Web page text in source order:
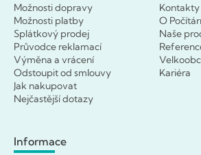
Možnosti dopravy
Možnosti platby
Splátkový prodej
Průvodce reklamací
Výměna a vrácení
Odstoupit od smlouvy
Jak nakupovat
Nejčastější dotazy
Kontakty
O
Naše
Kariéra
Informace